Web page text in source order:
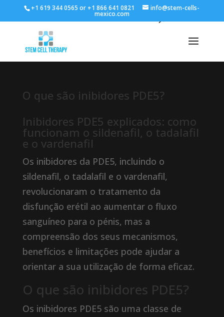
+1 619 344 0565 or +1 866 641 0821 info@stem-cells-
mexico.com
O que são inibidores PDE5?
Inibidores PDE5 explicados: como
funcionam o sildenafil, o tadalafil
e o vardenafil
Os inibidores da PDE5, incluindo o
sildenafil, o tadalafil e o vardenafil,
revolucionaram o tratamento da
disfunção erétil ao aumentar o fluxo
sanguíneo para o pénis, mas a
compreensão dos seus mecanismos,
benefícios e limitações pode ajudar a
orientar a sua utilização de forma eficaz.
O que são inibidores PDE5?
Os inibidores PDE5 são uma classe de